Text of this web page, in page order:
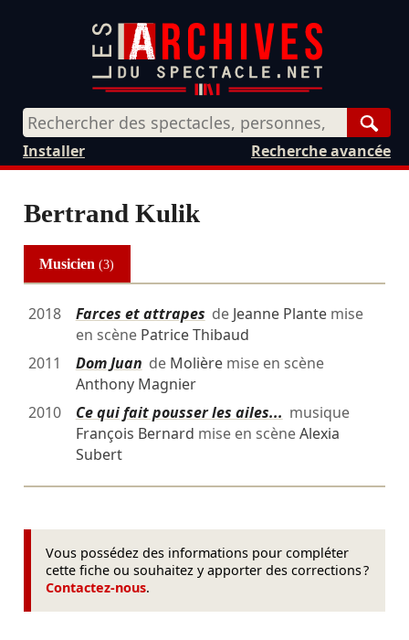
Recherche avancée
Installer
Bertrand Kulik
Musicien(3)
2018 Farces et attrapes de Jeanne Plantemise
en scène Patrice Thibaud
2011
Dom Juan de Molièremise en scène
Anthony Magnier
2010
Ce qui fait pousser les ailes... musique
François Bernard mise en scèneAlexia
Subert
Vous possédez des informations pour compléter
cette fiche ou souhaitez y apporter des corrections ?
Contactez-nous.